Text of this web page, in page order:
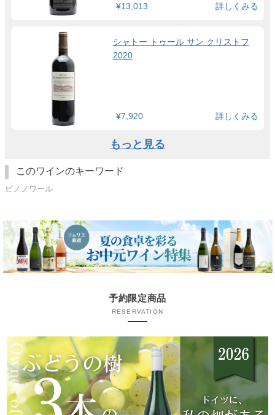
¥13,013 詳しくみる
シャトー トゥール サン クリストフ
2020
¥7,920 詳しくみる
もっと見る
このワインのキーワード
ピノノワール
予約限定商品
RESERVATION